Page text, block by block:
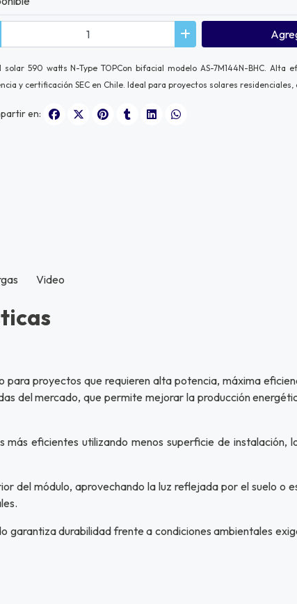
solar 590 watts N-Type TOPCon bifacial modelo AS-7M144N-BHC. Alta
y certificación SEC en Chile. Ideal para proyectos solares
en:
proyectos que requieren alta potencia, máxima
del mercado, que permite mejorar la producción
eficientes utilizando menos superficie de instalación,
del módulo, aprovechando la luz reflejada por el suelo o
durabilidad frente a condiciones ambientales
Video